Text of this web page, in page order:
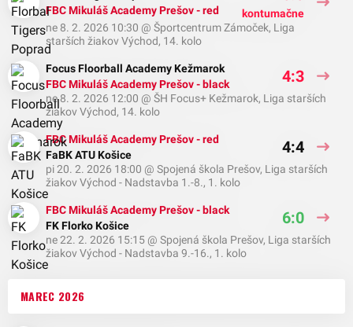
FBC Mikuláš Academy Prešov - red
kontumačne
ne 8. 2. 2026 10:30 @ Športcentrum Zámoček, Liga
starších žiakov Východ, 14. kolo
Focus Floorball Academy Kežmarok
FBC Mikuláš Academy Prešov - black
4:3
ne 8. 2. 2026 12:00 @ ŠH Focus+ Kežmarok, Liga starších
žiakov Východ, 14. kolo
FBC Mikuláš Academy Prešov - red
FaBK ATU Košice
4:4
pi 20. 2. 2026 18:00 @ Spojená škola Prešov, Liga starších
žiakov Východ - Nadstavba 1.-8., 1. kolo
FBC Mikuláš Academy Prešov - black
FK Florko Košice
6:0
ne 22. 2. 2026 15:15 @ Spojená škola Prešov, Liga starších
žiakov Východ - Nadstavba 9.-16., 1. kolo
MAREC 2026